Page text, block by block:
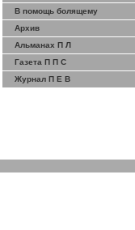
В помощь болящему
Архив
Альманах П Л
Газета П П С
Журнал П Е В